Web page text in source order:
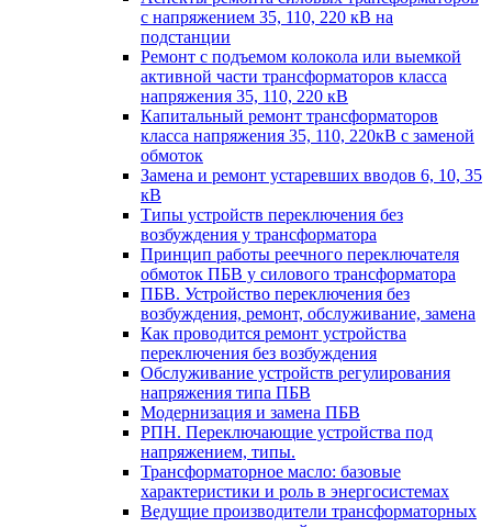
с напряжением 35, 110, 220 кВ на
подстанции
Ремонт с подъемом колокола или выемкой
активной части трансформаторов класса
напряжения 35, 110, 220 кВ
Капитальный ремонт трансформаторов
класса напряжения 35, 110, 220кВ с заменой
обмоток
Замена и ремонт устаревших вводов 6, 10, 35
кВ
Типы устройств переключения без
возбуждения у трансформатора
Принцип работы реечного переключателя
обмоток ПБВ у силового трансформатора
ПБВ. Устройство переключения без
возбуждения, ремонт, обслуживание, замена
Как проводится ремонт устройства
переключения без возбуждения
Обслуживание устройств регулирования
напряжения типа ПБВ
Модернизация и замена ПБВ
РПН. Переключающие устройства под
напряжением, типы.
Трансформаторное масло: базовые
характеристики и роль в энергосистемах
Ведущие производители трансформаторных